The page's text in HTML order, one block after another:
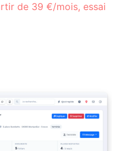
de 39 €/mois, essai